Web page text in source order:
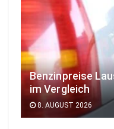
Benzinpreise
im Vergleich
8. AUGUST 2026